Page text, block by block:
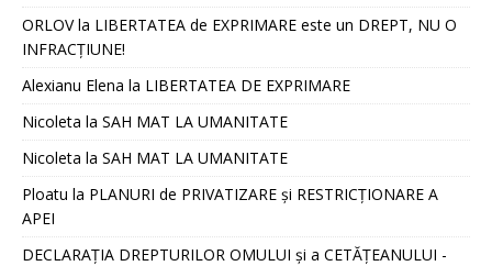
ORLOVla LIBERTATEA de EXPRIMARE este un DREPT, NU O
INFRACȚIUNE!
Alexianu Elena la LIBERTATEA DE EXPRIMARE
Nicoleta la SAH MAT LA UMANITATE
Nicoleta la SAH MAT LA UMANITATE
Ploatu la PLANURI de PRIVATIZARE și RESTRICȚIONARE A
APEI
DECLARAȚIA DREPTURILOR OMULUI și a CETĂȚEANULUI -